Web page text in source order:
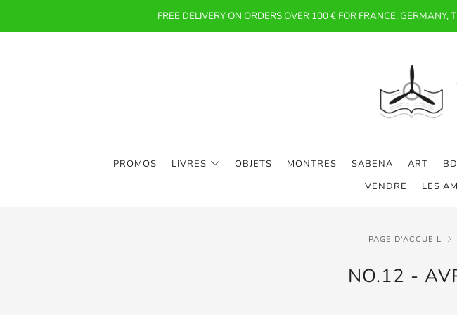
FREE DELIVERY ON ORDERS OVER 100 € FOR FRANCE,
PROMOS LIVRES OBJETS MONTRES SABENA ART BD
VENDRE
LES
PAGE D'ACCUEIL
NO.12 -